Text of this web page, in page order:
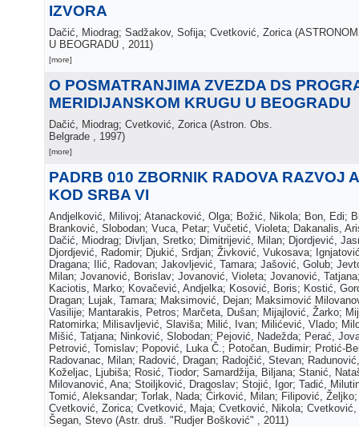
IZVORA
Dačić, Miodrag; Sadžakov, Sofija; Cvetković, Zorica (
U BEOGRADU , 2011)
[more]
O POSMATRANJIMA ZVEZDA DS
MERIDIJANSKOM KRUGU U BEOGRADU
Dačić, Miodrag; Cvetković, Zorica (Astron. Obs.
Belgrade , 1997)
[more]
PADRB 010 ZBORNIK RADOVA RAZVOJ
KOD SRBA VI
Andjelković, Milivoj; Atanacković, Olga; Božić, Nikola; Bon, Edi;
Branković, Slobodan; Vuca, Petar; Vučetić, Violeta; Dakanalis,
Dačić, Miodrag; Divljan, Sretko; Dimitrijević, Milan; Djordjević,
Djordjević, Radomir; Djukić, Srdjan; Živković, Vukosava;
Dragana; Ilić, Radovan; Jakovljević, Tamara; Jašović, Golub;
Milan; Jovanović, Borislav; Jovanović, Violeta; Jovanović,
Kaciotis, Marko; Kovačević, Andjelka; Kosović, Boris; Kostić,
Dragan; Lujak, Tamara; Maksimović, Dejan; Maksimović
Vasilije; Mantarakis, Petros; Marčeta, Dušan; Mijajlović, Žarko;
Ratomirka; Milisavljević, Slaviša; Milić, Ivan; Milićević, Vlado;
Mišić, Tatjana; Ninković, Slobodan; Pejović, Nadežda; Perać,
Petrović, Tomislav; Popović, Luka Č.; Potočan, Budimir; Protić-
Radovanac, Milan; Radović, Dragan; Radojčić, Stevan;
Koželjac, Ljubiša; Rosić, Tiodor; Samardžija, Biljana; Stanić,
Milovanović, Ana; Stoiljković, Dragoslav; Stojić, Igor; Tadić,
Tomić, Aleksandar; Torlak, Nada; Ćirković, Milan; Filipović,
Cvetković, Zorica; Cvetković, Maja; Cvetković, Nikola;
Šegan, Stevo (Astr. druš. "Rudjer Bošković" , 2011)